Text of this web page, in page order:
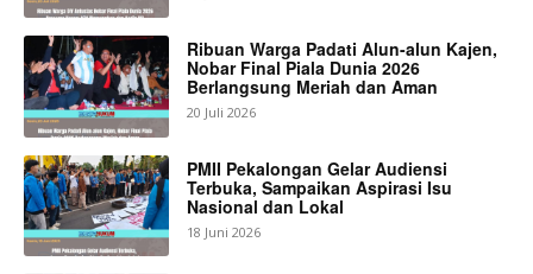
Ribuan Warga Padati Alun-alun Kajen,
Nobar Final Piala Dunia 2026
Berlangsung Meriah dan Aman
20 Juli 2026
PMII Pekalongan Gelar Audiensi
Terbuka, Sampaikan Aspirasi Isu
Nasional dan Lokal
18 Juni 2026